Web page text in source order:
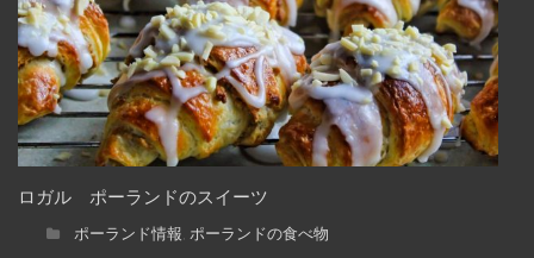
ロガル ポーランドのスイーツ
ポーランド情報, ポーランドの食べ物